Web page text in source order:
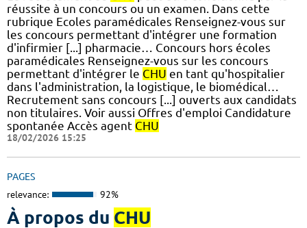
réussite à un concours ou un examen. Dans cette
rubrique Ecoles paramédicales Renseignez-vous sur
les concours permettant d'intégrer une formation
d'infirmier [...] pharmacie… Concours hors écoles
paramédicales Renseignez-vous sur les concours
permettant d'intégrer le CHU en tant qu'hospitalier
dans l'administration, la logistique, le biomédical…
Recrutement sans concours [...] ouverts aux candidats
non titulaires. Voir aussi Offres d'emploi Candidature
spontanée Accès agent CHU
18/02/2026 15:25
PAGES
relevance: 92%
À propos du CHU